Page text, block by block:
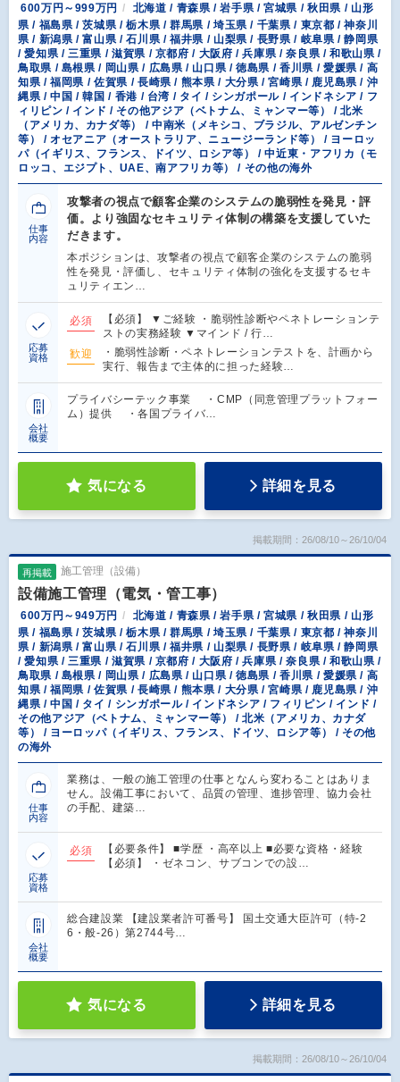
600万円～999万円
北海道 / 青森県 / 岩手県 / 宮城県 / 秋田県 / 山形
県 / 福島県 / 茨城県 / 栃木県 / 群馬県 / 埼玉県 / 千葉県 / 東京都 / 神奈川
県 / 新潟県 / 富山県 / 石川県 / 福井県 / 山梨県 / 長野県 / 岐阜県 / 静岡県
/ 愛知県 / 三重県 / 滋賀県 / 京都府 / 大阪府 / 兵庫県 / 奈良県 / 和歌山県 /
鳥取県 / 島根県 / 岡山県 / 広島県 / 山口県 / 徳島県 / 香川県 / 愛媛県 / 高
知県 / 福岡県 / 佐賀県 / 長崎県 / 熊本県 / 大分県 / 宮崎県 / 鹿児島県 / 沖
縄県 / 中国 / 韓国 / 香港 / 台湾 / タイ / シンガポール / インドネシア / フ
ィリピン / インド / その他アジア（ベトナム、ミャンマー等） / 北米
（アメリカ、カナダ等） / 中南米（メキシコ、ブラジル、アルゼンチン
等） / オセアニア（オーストラリア、ニュージーランド等） / ヨーロッ
パ（イギリス、フランス、ドイツ、ロシア等） / 中近東・アフリカ（モ
ロッコ、エジプト、UAE、南アフリカ等） / その他の海外
仕事
内容
攻撃者の視点で顧客企業のシステムの脆弱性を発見・評
価。より強固なセキュリティ体制の構築を支援していた
だきます。
本ポジションは、攻撃者の視点で顧客企業のシステムの脆弱
性を発見・評価し、セキュリティ体制の強化を支援するセキ
ュリティエン…
応募
資格
必須
【必須】 ▼ご経験 ・脆弱性診断やペネトレーションテ
ストの実務経験 ▼マインド / 行…
歓迎
・脆弱性診断・ペネトレーションテストを、計画から
実行、報告まで主体的に担った経験…
会社
概要
プライバシーテック事業 ・CMP（同意管理プラットフォー
ム）提供 ・各国プライバ…
気になる 詳細を見る
掲載期間：26/08/10～26/10/04
再掲載 施工管理（設備）
設備施工管理（電気・管工事）
600万円～949万円
北海道 / 青森県 / 岩手県 / 宮城県 / 秋田県 / 山形
県 / 福島県 / 茨城県 / 栃木県 / 群馬県 / 埼玉県 / 千葉県 / 東京都 / 神奈川
県 / 新潟県 / 富山県 / 石川県 / 福井県 / 山梨県 / 長野県 / 岐阜県 / 静岡県
/ 愛知県 / 三重県 / 滋賀県 / 京都府 / 大阪府 / 兵庫県 / 奈良県 / 和歌山県 /
鳥取県 / 島根県 / 岡山県 / 広島県 / 山口県 / 徳島県 / 香川県 / 愛媛県 / 高
知県 / 福岡県 / 佐賀県 / 長崎県 / 熊本県 / 大分県 / 宮崎県 / 鹿児島県 / 沖
縄県 / 中国 / タイ / シンガポール / インドネシア / フィリピン / インド /
その他アジア（ベトナム、ミャンマー等） / 北米（アメリカ、カナダ
等） / ヨーロッパ（イギリス、フランス、ドイツ、ロシア等） / その他
の海外
仕事
内容
業務は、一般の施工管理の仕事となんら変わることはありま
せん。設備工事において、品質の管理、進捗管理、協力会社
の手配、建築…
応募
資格
必須
【必要条件】 ■学歴 ・高卒以上 ■必要な資格・経験
【必須】 ・ゼネコン、サブコンでの設…
会社
概要
総合建設業 【建設業者許可番号】 国土交通大臣許可（特-2
6・般-26）第2744号…
気になる 詳細を見る
掲載期間：26/08/10～26/10/04